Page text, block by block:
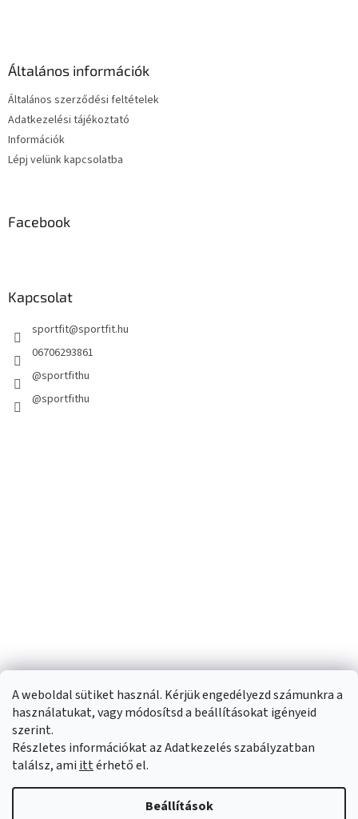
A weboldal sütiket használ. Kérjük engedélyezd számunkra a
használatukat, vagy módosítsd a beállításokat igényeid
szerint.
Részletes információkat az Adatkezelés szabályzatban
találsz, ami ittérhető el.
Beállítások
Általános információk
Általános szerződési feltételek
Adatkezelési tájékoztató
Információk
Lépj velünk kapcsolatba
Facebook
Kapcsolat
sportfit@sportfit.hu
06706293861
@sportfithu
@sportfithu
Shoptet készítette
Sportfit.hu. Minden jog fenntartva.